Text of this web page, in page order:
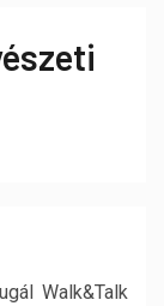
Walk&Talk